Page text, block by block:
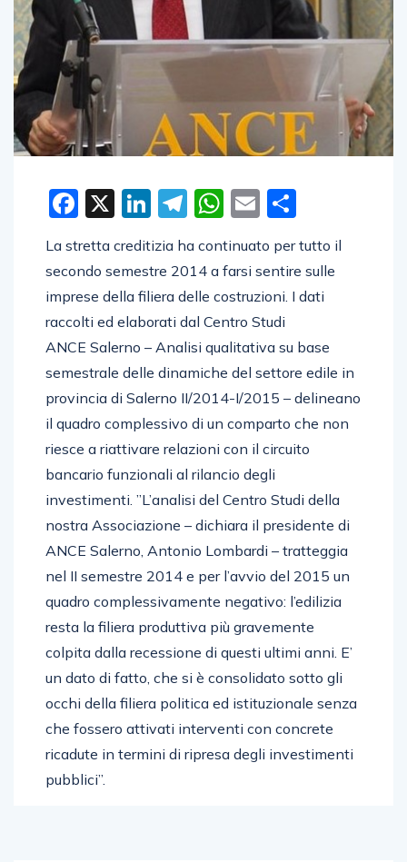
Facebook
X LinkedIn
Telegram
WhatsApp
Email
La stretta creditizia ha continuato per tutto il
secondo semestre 2014 a farsi sentire sulle
imprese della filiera delle costruzioni. I dati
raccolti ed elaborati dal Centro Studi
ANCE Salerno – Analisi qualitativa su base
semestrale delle dinamiche del settore edile in
provincia di Salerno II/2014-I/2015 – delineano
il quadro complessivo di un comparto che non
riesce a riattivare relazioni con il circuito
bancario funzionali al rilancio degli
investimenti. ”L’analisi del Centro Studi della
nostra Associazione – dichiara il presidente di
ANCE Salerno, Antonio Lombardi – tratteggia
nel II semestre 2014 e per l’avvio del 2015 un
quadro complessivamente negativo: l’edilizia
resta la filiera produttiva più gravemente
colpita dalla recessione di questi ultimi anni. E’
un dato di fatto, che si è consolidato sotto gli
occhi della filiera politica ed istituzionale senza
che fossero attivati interventi con concrete
ricadute in termini di ripresa degli investimenti
pubblici”.